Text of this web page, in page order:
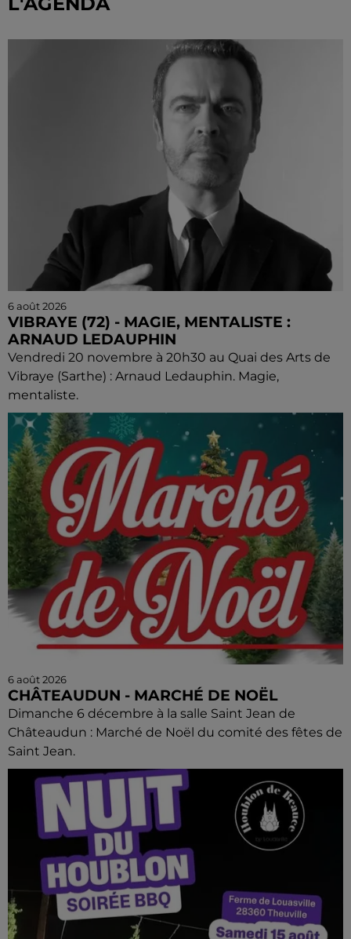
6 août 2026
VIBRAYE (72) - MAGIE, MENTALISTE :
ARNAUD LEDAUPHIN
Vendredi 20 novembre à 20h30 au Quai des Arts de
Vibraye (Sarthe) : Arnaud Ledauphin. Magie,
mentaliste.
6 août 2026
CHÂTEAUDUN - MARCHÉ DE NOËL
Dimanche 6 décembre à la salle Saint Jean de
Châteaudun : Marché de Noël du comité des fêtes de
Saint Jean.